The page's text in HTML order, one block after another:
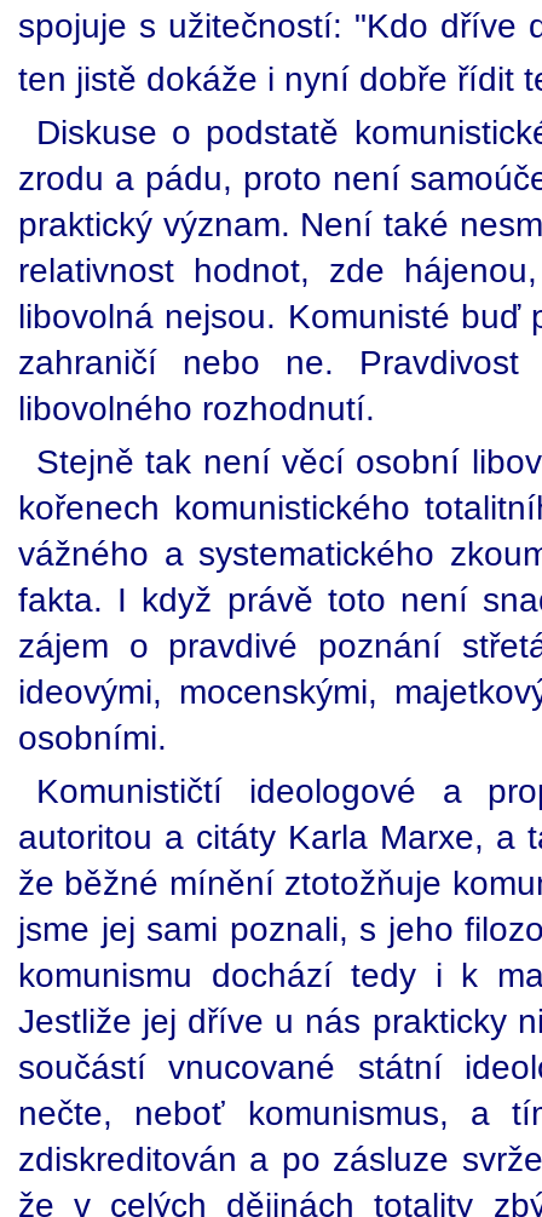
spojuje s užitečností: "Kdo dříve
ten jistě dokáže i nyní dobře řídit
Diskuse o podstatě
zrodu a pádu, proto není
praktický význam. Není také
relativnost hodnot, zde
libovolná nejsou. Komunisté buď
zahraničí nebo ne.
libovolného rozhodnutí.
Stejně tak není věcí osobní
kořenech komunistického
vážného a systematického
fakta. I když právě toto není
zájem o pravdivé poznání
ideovými, mocenskými,
osobními.
Komunističtí ideologové a
autoritou a citáty Karla Marxe, a
že běžné mínění ztotožňuje
jsme jej sami poznali, s jeho
komunismu dochází tedy i k
Jestliže jej dříve u nás prakticky
součástí vnucované státní
nečte, neboť komunismus, a
zdiskreditován a po zásluze
že v celých dějinách totality